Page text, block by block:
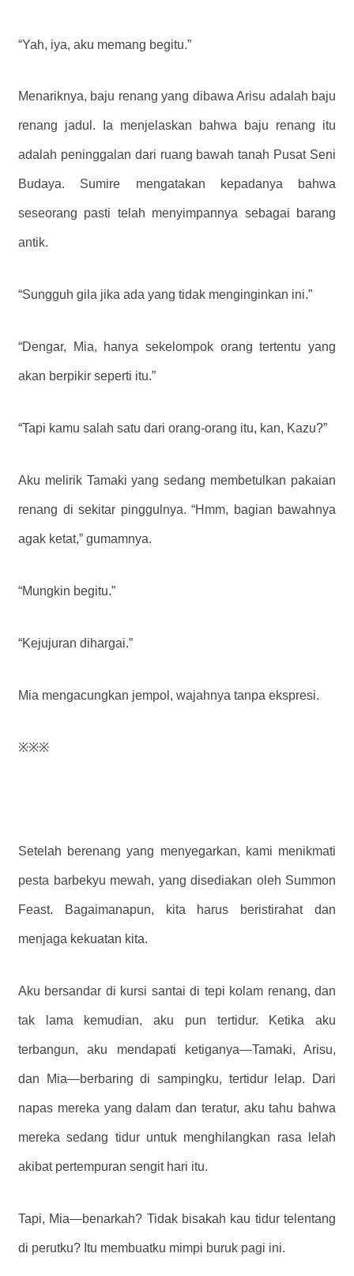
“Yah, iya, aku memang begitu.”
Menariknya, baju renang yang dibawa Arisu adalah baju
renang jadul. Ia menjelaskan bahwa baju renang itu
adalah peninggalan dari ruang bawah tanah Pusat Seni
Budaya. Sumire mengatakan kepadanya bahwa
seseorang pasti telah menyimpannya sebagai barang
antik.
“Sungguh gila jika ada yang tidak menginginkan ini.”
“Dengar, Mia, hanya sekelompok orang tertentu yang
akan berpikir seperti itu.”
“Tapi kamu salah satu dari orang-orang itu, kan, Kazu?”
Aku melirik Tamaki yang sedang membetulkan pakaian
renang di sekitar pinggulnya. “Hmm, bagian bawahnya
agak ketat,” gumamnya.
“Mungkin begitu.”
“Kejujuran dihargai.”
Mia mengacungkan jempol, wajahnya tanpa ekspresi.
※※※
Setelah berenang yang menyegarkan, kami menikmati
pesta barbekyu mewah, yang disediakan oleh Summon
Feast. Bagaimanapun, kita harus beristirahat dan
menjaga kekuatan kita.
Aku bersandar di kursi santai di tepi kolam renang, dan
tak lama kemudian, aku pun tertidur. Ketika aku
terbangun, aku mendapati ketiganya—Tamaki, Arisu,
dan Mia—berbaring di sampingku, tertidur lelap. Dari
napas mereka yang dalam dan teratur, aku tahu bahwa
mereka sedang tidur untuk menghilangkan rasa lelah
akibat pertempuran sengit hari itu.
Tapi, Mia—benarkah? Tidak bisakah kau tidur telentang
di perutku? Itu membuatku mimpi buruk pagi ini.